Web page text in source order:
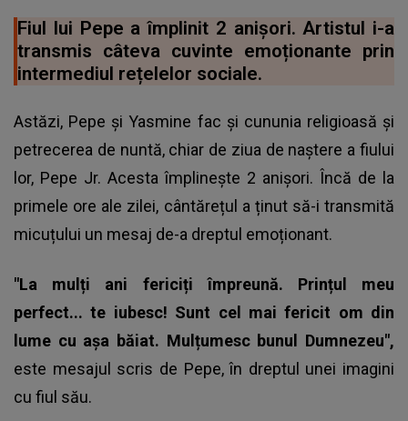
Fiul lui Pepe a împlinit 2 anișori. Artistul i-a
transmis câteva cuvinte emoționante prin
intermediul rețelelor sociale.
Astăzi, Pepe și Yasmine fac și cununia religioasă și
petrecerea de nuntă, chiar de ziua de naștere a fiului
lor, Pepe Jr. Acesta împlinește 2 anișori. Încă de la
primele ore ale zilei, cântărețul a ținut să-i transmită
micuțului un mesaj de-a dreptul emoționant.
"La mulți ani fericiți împreună. Prințul meu
perfect... te iubesc! Sunt cel mai fericit om din
lume cu așa băiat. Mulțumesc bunul Dumnezeu",
este mesajul scris de Pepe, în dreptul unei imagini
cu fiul său.